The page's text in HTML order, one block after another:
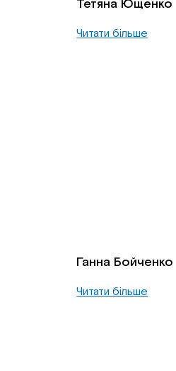
Тетяна Ющенко
Читати більше
Ганна Бойченко
Читати більше